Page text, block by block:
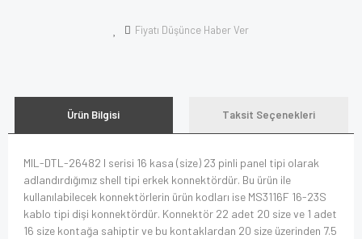
Fiyatı Düşünce Haber Ver
Ürün Bilgisi Taksit Seçenekleri
MIL-DTL-26482 I serisi 16 kasa (size) 23 pinli panel tipi olarak
adlandırdığımız shell tipi erkek konnektördür. Bu ürün ile
kullanılabilecek konnektörlerin ürün kodları ise MS3116F 16-23S
kablo tipi dişi konnektördür. Konnektör 22 adet 20 size ve 1 adet
16 size kontağa sahiptir ve bu kontaklardan 20 size üzerinden 7.5